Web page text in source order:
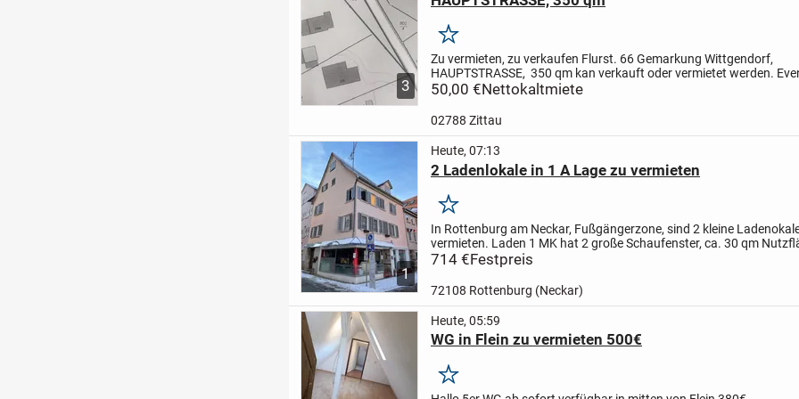
3
Merken
Zu vermieten, zu verkaufen Flurst. 66 Gemarkung Wittgendorf,
HAUPTSTRASSE, 350 qm kan verkauft oder vermietet werden.
interessant für Nachbarn 59/7, Hauptstrasse 238 und Flurst. 59/
50,00 €Nettokaltmiete
02788 Zittau
1
Heute, 07:13
2 Ladenlokale in 1 A Lage zu vermieten
Merken
In Rottenburg am Neckar, Fußgängerzone, sind 2 kleine
vermieten. Laden 1 MK hat 2 große Schaufenster, ca. 30 qm
Waschbecken, Nachtspeicherheizung. Ladenlokal 2 M hat 1
714 €Festpreis
72108 Rottenburg (Neckar)
Heute, 05:59
WG in Flein zu vermieten 500€
Merken